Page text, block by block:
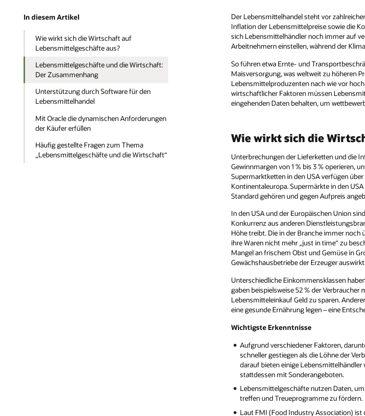
In diesem Artikel
Wie wirkt sich die Wirtschaft auf
Lebensmittelgeschäfte aus?
Lebensmittelgeschäfte und die Wirtschaft:
Der Zusammenhang
Unterstützung durch Software für den
Lebensmittelhandel
Mit Oracle die dynamischen Anforderungen
der Käufer erfüllen
Häufig gestellte Fragen zum Thema
„Lebensmittelgeschäfte und die Wirtschaft“
Der Lebensmittelhandel steht vor
Inflation der Lebensmittelpreise sowie die
sich Lebensmittelhändler noch immer auf
Arbeitnehmern einstellen, während der
So führen etwa Ernte- und
Maisversorgung, was weltweit zu höheren
Lebensmittelproduzenten nach wie vor
wirtschaftlicher Faktoren müssen
eingehenden Daten behalten, um
Wie wirkt sich die
Unterbrechungen der Lieferketten und die
Gewinnmargen von 1 % bis 3 % operieren,
Supermarktketten in den USA verfügen
Kontinentaleuropa. Supermärkte in den
Standard gehören und gegen Aufpreis
In den USA und der Europäischen Union
Konkurrenz aus anderen
Höhe treibt. Die in der Branche immer
ihre Waren nicht mehr „just in time“ zu
Mangel an frischem Obst und Gemüse in
Gewächshausbetriebe der Erzeuger
Unterschiedliche Einkommensklassen
gaben beispielsweise 52 % der
Lebensmitteleinkauf Geld zu sparen.
eine gesunde Ernährung legen – eine
Wichtigste Erkenntnisse
Aufgrund verschiedener Faktoren,
schneller gestiegen als die Löhne der
darauf bieten einige
stattdessen mit Sonderangeboten.
Lebensmittelgeschäfte nutzen Daten,
treffen und Treueprogramme zu fördern.
Laut FMI (Food Industry Association) ist